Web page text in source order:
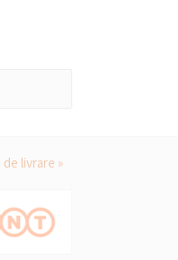
livrare »